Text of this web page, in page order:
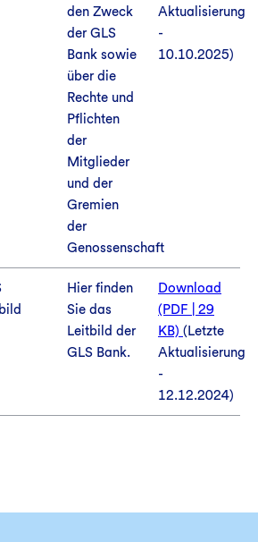
den Zweck
der GLS
Bank sowie
über die
Rechte und
Pflichten
der
Mitglieder
und der
Gremien
der
Genossenschaft
Aktualisierung
-
10.10.2025)
Hier finden
Sie das
Leitbild der
GLS Bank.
Download
(PDF | 29
KB) (Letzte
Aktualisierung
-
12.12.2024)